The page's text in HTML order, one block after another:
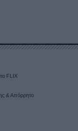
FLIX
& Απόρρητο